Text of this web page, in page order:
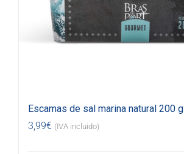
Escamas de sal marina natural 200 g
3,99€ (IVA incluido)